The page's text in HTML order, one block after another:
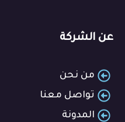
عن الشركة
من نحن
تواصل معنا
المدونة